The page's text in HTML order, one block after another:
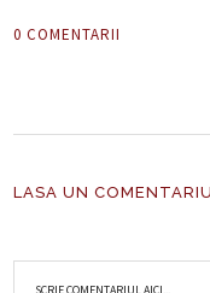
0 COMENTARII
LASA UN COMENTARIU